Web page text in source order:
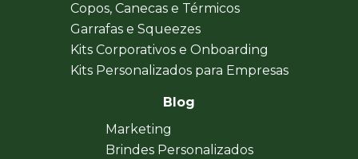
Copos, Canecas e Térmicos
Garrafas e Squeezes
Kits Corporativos e Onboarding
Kits Personalizados para Empresas
Blog
Marketing
Brindes Personalizados